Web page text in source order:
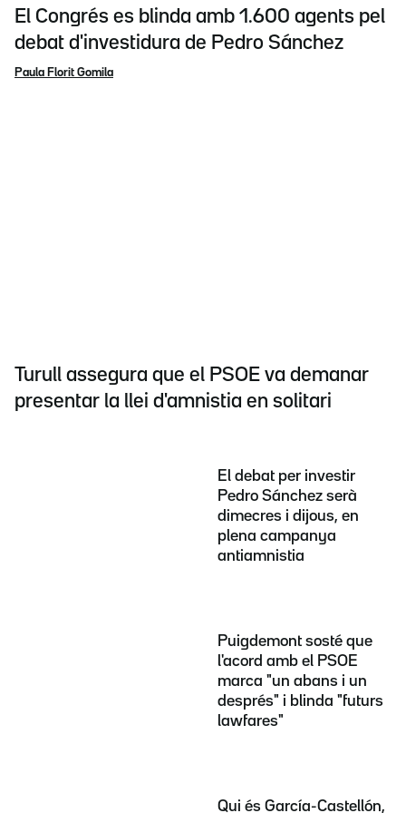
El Congrés es blinda amb 1.600 agents pel
debat d'investidura de Pedro Sánchez
Paula Florit Gomila
Turull assegura que el PSOE va demanar
presentar la llei d'amnistia en solitari
El debat per investir
Pedro Sánchez serà
dimecres i dijous, en
plena campanya
antiamnistia
Puigdemont sosté que
l'acord amb el PSOE
marca "un abans i un
després" i blinda "futurs
lawfares"
Qui és García-Castellón,